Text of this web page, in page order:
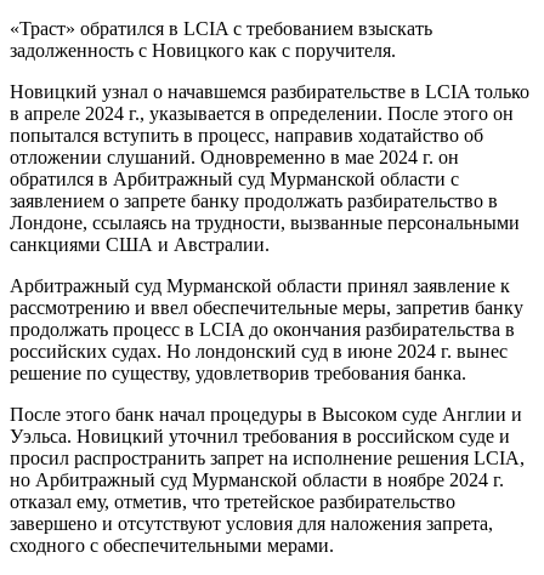
«Траст» обратился в LCIA с требованием взыскать
задолженность с Новицкого как с поручителя.
Новицкий узнал о начавшемся разбирательстве в LCIA только
в апреле 2024 г., указывается в определении. После этого он
попытался вступить в процесс, направив ходатайство об
отложении слушаний. Одновременно в мае 2024 г. он
обратился в Арбитражный суд Мурманской области с
заявлением о запрете банку продолжать разбирательство в
Лондоне, ссылаясь на трудности, вызванные персональными
санкциями США и Австралии.
Арбитражный суд Мурманской области принял заявление к
рассмотрению и ввел обеспечительные меры, запретив банку
продолжать процесс в LCIA до окончания разбирательства в
российских судах. Но лондонский суд в июне 2024 г. вынес
решение по существу, удовлетворив требования банка.
После этого банк начал процедуры в Высоком суде Англии и
Уэльса. Новицкий уточнил требования в российском суде и
просил распространить запрет на исполнение решения LCIA,
но Арбитражный суд Мурманской области в ноябре 2024 г.
отказал ему, отметив, что третейское разбирательство
завершено и отсутствуют условия для наложения запрета,
сходного с обеспечительными мерами.